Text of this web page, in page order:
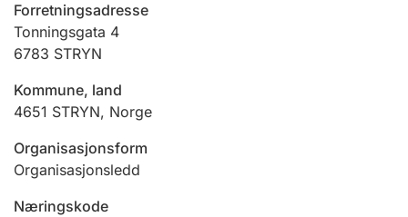
Jeger
Ektepaktveileder
Forretningsadresse
Tonningsgata 4
6783 STRYN
Kommune, land
4651 STRYN, Norge
Organisasjonsform
Organisasjonsledd
Næringskode